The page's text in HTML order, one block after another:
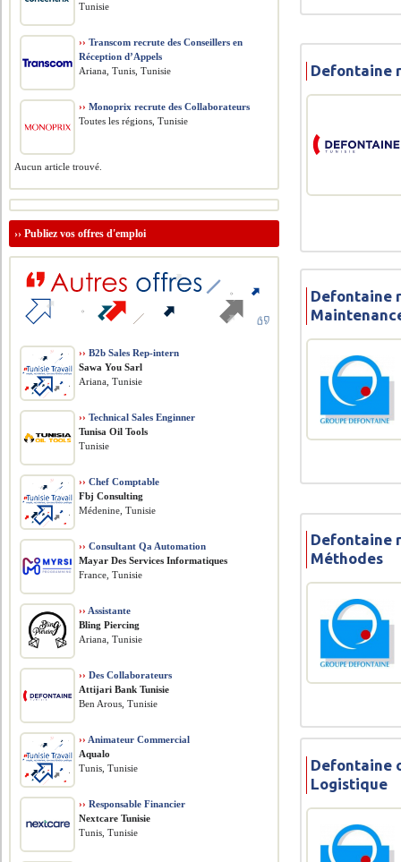
Defontaine
Defontaine
Defontaine
Méthodes
Defontaine
Logistique
Tunisie
›› Transcom recrute des Conseillers en
Réception d’Appels
Ariana, Tunis, Tunisie
›› Monoprix recrute des Collaborateurs
Toutes les régions, Tunisie
Aucun article trouvé.
››Publiez vos offres d'emploi
›› B2b Sales Rep-intern
Sawa You Sarl
Ariana, Tunisie
›› Technical Sales Enginner
Tunisa Oil Tools
Tunisie
›› Chef Comptable
Fbj Consulting
Médenine, Tunisie
›› Consultant Qa Automation
Mayar Des Services Informatiques
France, Tunisie
›› Assistante
Bling Piercing
Ariana, Tunisie
›› Des Collaborateurs
Attijari Bank Tunisie
Ben Arous, Tunisie
›› Animateur Commercial
Aqualo
Tunis, Tunisie
›› Responsable Financier
Nextcare Tunisie
Tunis, Tunisie